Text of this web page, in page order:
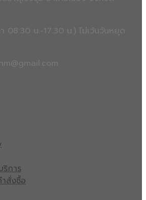
08:30 น.-17.30 น.) ไม่เว้นวันหยุด
ริการ
สั่งซื้อ